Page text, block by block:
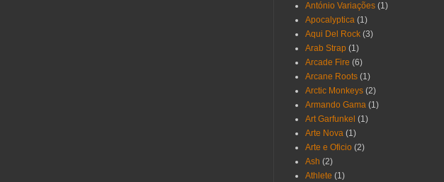
António Variações (1)
Apocalyptica (1)
Aqui Del Rock (3)
Arab Strap (1)
Arcade Fire (6)
Arcane Roots (1)
Arctic Monkeys (2)
Armando Gama (1)
Art Garfunkel (1)
Arte Nova (1)
Arte e Oficio (2)
Ash (2)
Athlete (1)